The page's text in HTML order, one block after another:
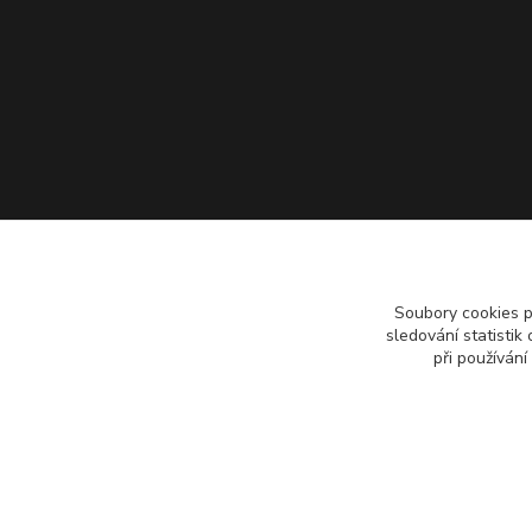
Soubory cookies
sledování statistik
při